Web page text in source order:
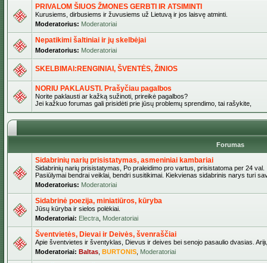
PRIVALOM ŠIUOS ŽMONES GERBTI IR ATSIMINTI
Kurusiems, dirbusiems ir žuvusiems už Lietuvą ir jos laisvę atminti.
Moderatorius: Moderatoriai
Nepatikimi šaltiniai ir jų skelbėjai
Moderatorius: Moderatoriai
SKELBIMAI:RENGINIAI, ŠVENTĖS, ŽINIOS
NORIU PAKLAUSTI. Prašyčiau pagalbos
Norite paklausti ar kažką sužinoti, prireikė pagalbos?
Jei kažkuo forumas gali prisidėti prie jūsų problemų sprendimo, tai rašykite,
Forumas
Sidabrinių narių prisistatymas, asmeniniai kambariai
Sidabrinių narių prisistatymas, Po praleidimo pro vartus, prisistatoma per 24 val.
Pasiūlymai bendrai veiklai, bendri susitikimai. Kiekvienas sidabrinis narys turi
Moderatorius: Moderatoriai
Sidabrinė poezija, miniatiūros, kūryba
Jūsų kūryba ir sielos polėkiai.
Moderatoriai: Electra Moderatoriai
Šventvietės, Dievai ir Deivės, švenraščiai
Apie šventvietes ir šventyklas, Dievus ir deives bei senojo pasaulio dvasias.
Moderatoriai: Baltas BURTONIS Moderatoriai